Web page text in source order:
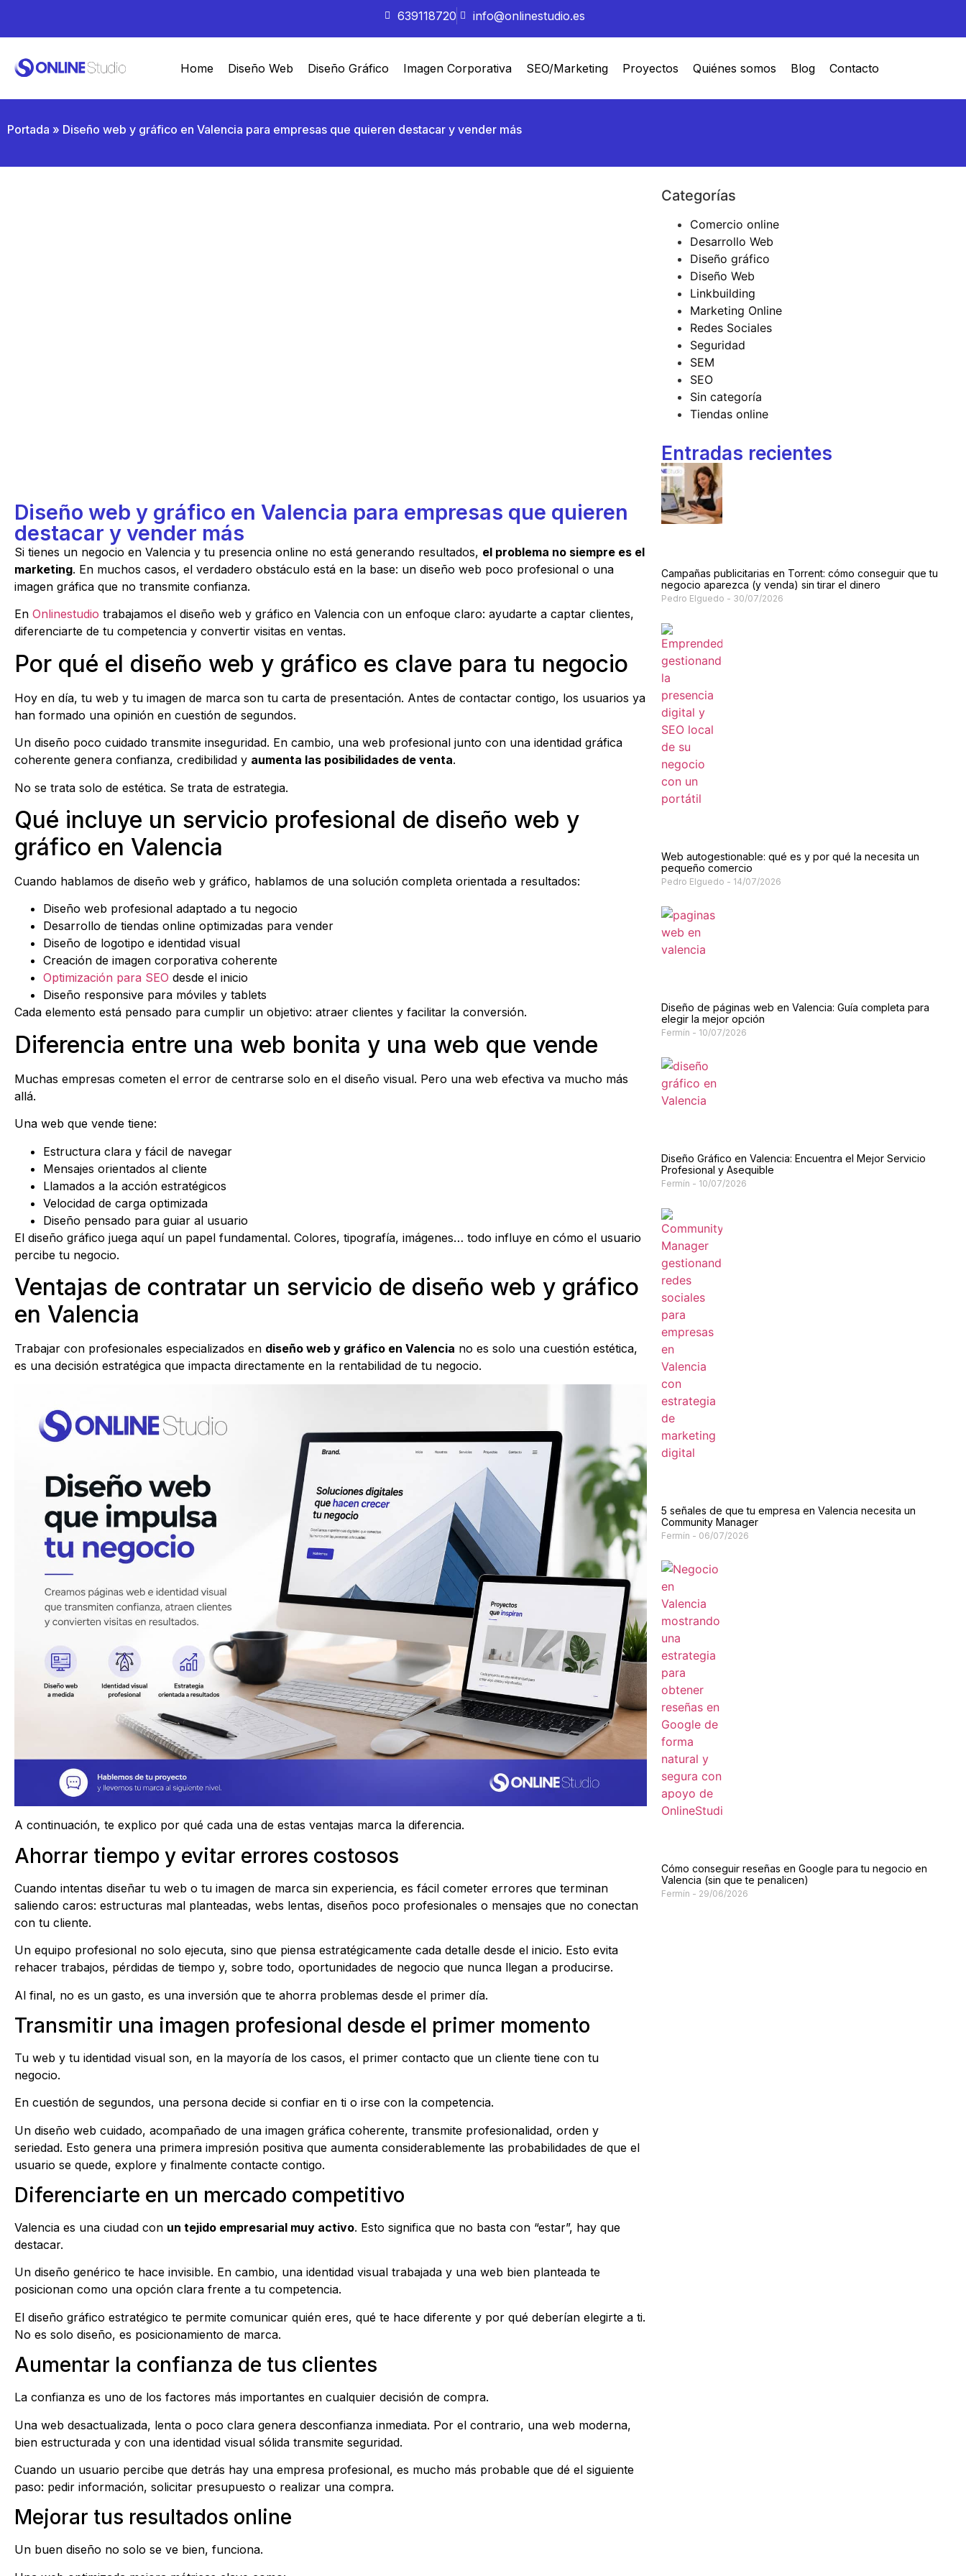
639118720 info@onlinestudio.es
Home Diseño Web Diseño Gráfico Imagen Corporativa SEO/Marketing Proyectos Quiénes somos Blog Contacto
Portada » Diseño web y gráfico en Valencia para empresas que quieren destacar y vender más
Diseño web y gráfico en Valencia para empresas que quieren
destacar y vender más
Si tienes un negocio en Valencia y tu presencia online no está generando resultados, el problema no siempre es el
marketing. En muchos casos, el verdadero obstáculo está en la base: un diseño web poco profesional o una
imagen gráfica que no transmite confianza.
En Onlinestudio trabajamos el diseño web y gráfico en Valencia con un enfoque claro: ayudarte a captar clientes,
diferenciarte de tu competencia y convertir visitas en ventas.
Por qué el diseño web y gráfico es clave para tu negocio
Hoy en día, tu web y tu imagen de marca son tu carta de presentación. Antes de contactar contigo, los usuarios ya
han formado una opinión en cuestión de segundos.
Un diseño poco cuidado transmite inseguridad. En cambio, una web profesional junto con una identidad gráfica
coherente genera confianza, credibilidad y aumenta las posibilidades de venta.
No se trata solo de estética. Se trata de estrategia.
Qué incluye un servicio profesional de diseño web y
gráfico en Valencia
Cuando hablamos de diseño web y gráfico, hablamos de una solución completa orientada a resultados:
Diseño web profesional adaptado a tu negocio
Desarrollo de tiendas online optimizadas para vender
Diseño de logotipo e identidad visual
Creación de imagen corporativa coherente
Optimización para SEO desde el inicio
Diseño responsive para móviles y tablets
Cada elemento está pensado para cumplir un objetivo: atraer clientes y facilitar la conversión.
Diferencia entre una web bonita y una web que vende
Muchas empresas cometen el error de centrarse solo en el diseño visual. Pero una web efectiva va mucho más
allá.
Una web que vende tiene:
Estructura clara y fácil de navegar
Mensajes orientados al cliente
Llamados a la acción estratégicos
Velocidad de carga optimizada
Diseño pensado para guiar al usuario
El diseño gráfico juega aquí un papel fundamental. Colores, tipografía, imágenes… todo influye en cómo el usuario
percibe tu negocio.
Ventajas de contratar un servicio de diseño web y gráfico
en Valencia
Trabajar con profesionales especializados en diseño web y gráfico en Valencia no es solo una cuestión estética,
es una decisión estratégica que impacta directamente en la rentabilidad de tu negocio.
A continuación, te explico por qué cada una de estas ventajas marca la diferencia.
Ahorrar tiempo y evitar errores costosos
Cuando intentas diseñar tu web o tu imagen de marca sin experiencia, es fácil cometer errores que terminan
saliendo caros: estructuras mal planteadas, webs lentas, diseños poco profesionales o mensajes que no conectan
con tu cliente.
Un equipo profesional no solo ejecuta, sino que piensa estratégicamente cada detalle desde el inicio. Esto evita
rehacer trabajos, pérdidas de tiempo y, sobre todo, oportunidades de negocio que nunca llegan a producirse.
Al final, no es un gasto, es una inversión que te ahorra problemas desde el primer día.
Transmitir una imagen profesional desde el primer momento
Tu web y tu identidad visual son, en la mayoría de los casos, el primer contacto que un cliente tiene con tu
negocio.
En cuestión de segundos, una persona decide si confiar en ti o irse con la competencia.
Un diseño web cuidado, acompañado de una imagen gráfica coherente, transmite profesionalidad, orden y
seriedad. Esto genera una primera impresión positiva que aumenta considerablemente las probabilidades de que el
usuario se quede, explore y finalmente contacte contigo.
Diferenciarte en un mercado competitivo
Valencia es una ciudad con un tejido empresarial muy activo. Esto significa que no basta con “estar”, hay que
destacar.
Un diseño genérico te hace invisible. En cambio, una identidad visual trabajada y una web bien planteada te
posicionan como una opción clara frente a tu competencia.
El diseño gráfico estratégico te permite comunicar quién eres, qué te hace diferente y por qué deberían elegirte a ti.
No es solo diseño, es posicionamiento de marca.
Aumentar la confianza de tus clientes
La confianza es uno de los factores más importantes en cualquier decisión de compra.
Una web desactualizada, lenta o poco clara genera desconfianza inmediata. Por el contrario, una web moderna,
bien estructurada y con una identidad visual sólida transmite seguridad.
Cuando un usuario percibe que detrás hay una empresa profesional, es mucho más probable que dé el siguiente
paso: pedir información, solicitar presupuesto o realizar una compra.
Mejorar tus resultados online
Un buen diseño no solo se ve bien, funciona.
Categorías
Comercio online
Desarrollo Web
Diseño gráfico
Diseño Web
Linkbuilding
Marketing Online
Redes Sociales
Seguridad
SEM
SEO
Sin categoría
Tiendas online
Entradas recientes
Campañas publicitarias en Torrent: cómo conseguir que tu
negocio aparezca (y venda) sin tirar el dinero
Pedro Elguedo 30/07/2026
Web autogestionable: qué es y por qué la necesita un
pequeño comercio
Pedro Elguedo 14/07/2026
Diseño de páginas web en Valencia: Guía completa para
elegir la mejor opción
Fermín 10/07/2026
Diseño Gráfico en Valencia: Encuentra el Mejor Servicio
Profesional y Asequible
Fermín 10/07/2026
5 señales de que tu empresa en Valencia necesita un
Community Manager
Fermín 06/07/2026
Cómo conseguir reseñas en Google para tu negocio en
Valencia (sin que te penalicen)
Fermín 29/06/2026